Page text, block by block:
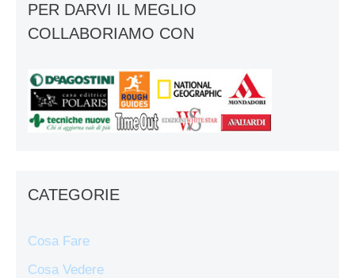
PER DARVI IL MEGLIO
COLLABORIAMO CON
CATEGORIE
Cosa Fare
Cosa Vedere